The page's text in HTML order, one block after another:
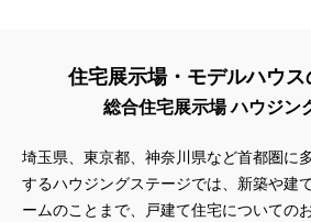
住宅展示場・モデルハウス
総合住宅展示場 ハウジン
埼玉県、東京都、神奈川県など首都圏に
するハウジングステージでは、新築や建
ームのことまで、戸建て住宅についての